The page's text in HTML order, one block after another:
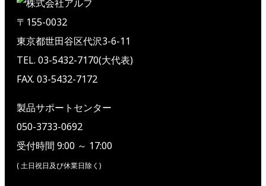
〒155-0032
東京都世田谷区代沢3-6-11
TEL. 03-5432-7170(大代表)
FAX. 03-5432-7172
製品サポートセンター
050-3733-0692
受付時間 9:00 ～ 17:00
( 土日祝日及び休業日除く)